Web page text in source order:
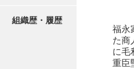
阿武家文書（山口
組織歴・履歴
福永
た商
に毛
重臣